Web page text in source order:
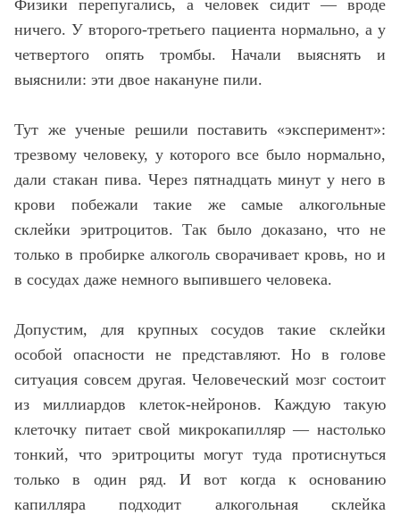
Физики перепугались, а человек сидит — вроде
ничего. У второго-третьего пациента нормально, а у
четвертого опять тромбы. Начали выяснять и
выяснили: эти двое накануне пили.
Тут же ученые решили поставить «эксперимент»:
трезвому человеку, у которого все было нормально,
дали стакан пива. Через пятнадцать минут у него в
крови побежали такие же самые алкогольные
склейки эритроцитов. Так было доказано, что не
только в пробирке алкоголь сворачивает кровь, но и
в сосудах даже немного выпившего человека.
Допустим, для крупных сосудов такие склейки
особой опасности не представляют. Но в голове
ситуация совсем другая. Человеческий мозг состоит
из миллиардов клеток-нейронов. Каждую такую
клеточку питает свой микрокапилляр — настолько
тонкий, что эритроциты могут туда протиснуться
только в один ряд. И вот когда к основанию
капилляра подходит алкогольная склейка